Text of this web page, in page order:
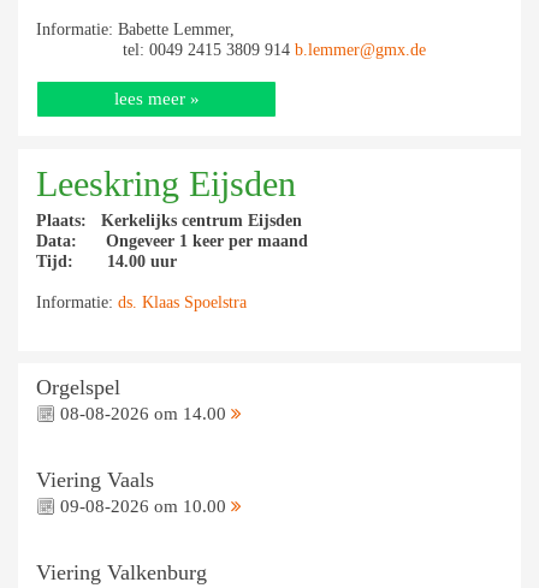
Informatie: Babette Lemmer,
tel: 0049 2415 3809 914 b.lemmer@gmx.de
lees meer »
Leeskring Eijsden
Plaats: Kerkelijks centrum Eijsden
Data: Ongeveer 1 keer per maand
Tijd: 14.00 uur
Informatie: ds. Klaas Spoelstra
Orgelspel
08-08-2026 om 14.00
Viering Vaals
09-08-2026 om 10.00
Viering Valkenburg